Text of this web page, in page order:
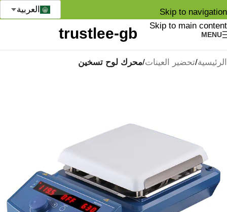
Skip to navigation
Skip to main content
MENU
العربية
الرئيسية تحضير العينات محرك لوح تسخين